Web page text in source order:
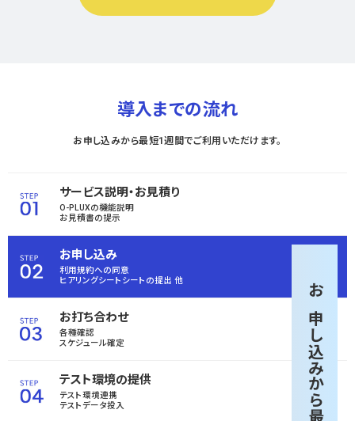
導入までの流れ
お申し込みから最短1週間でご利用いただけます。
サービス説明・お見積り
O-PLUXの機能説明
お見積書の提示
お申し込み
利用規約への同意
ヒアリングシートシートの提出 他
お打ち合わせ
各種確認
スケジュール確定
テスト環境の提供
テスト環境連携
テストデータ投入
お申し込みから